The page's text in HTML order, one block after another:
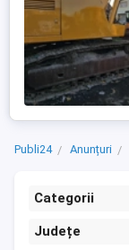
Publi24 Anunțuri
Categorii
Județe